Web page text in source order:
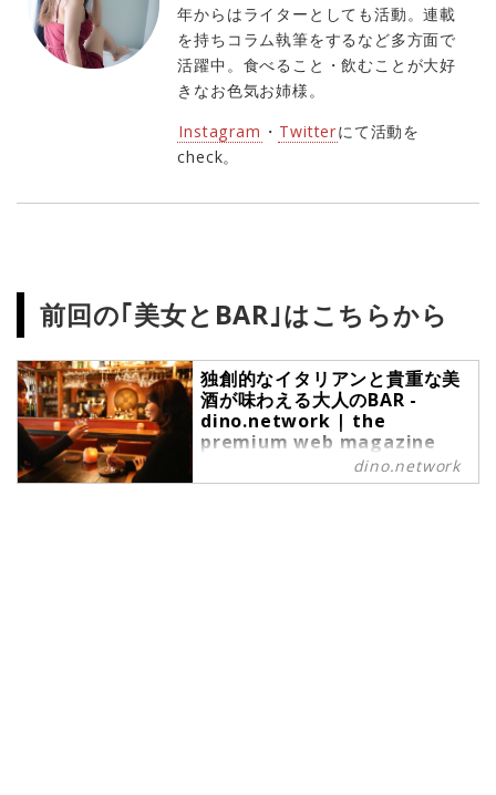
年からはライターとしても活動。連載
を持ちコラム執筆をするなど多方面で
活躍中。食べること・飲むことが大好
きなお色気お姉様。
Instagram ・ Twitterにて活動を
check。
前回の｢美女とBAR｣はこちらから
独創的なイタリアンと貴重な美
酒が味わえる大人のBAR -
dino.network | the
premium web magazine
for the Power People by
Revolver,Inc.
dino.network